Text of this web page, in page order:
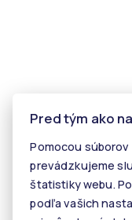
Pred tým ako
Pomocou
prevádzkujeme
štatistiky webu.
podľa vašich